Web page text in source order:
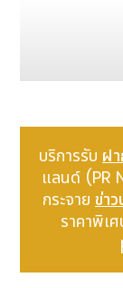
นางสาวอนุชน
มาร์เก็ตส์ ประ
Jewellery
หรือจิวเวลเล
มาตรฐานนาน
สินค้าระดับโลก
ผู้จัดงาน
งานแสดงสินค้
ที่สะสมประสบ
ซึ่งงาน
จัดขึ้นเป็นครั้ง
ระหว่างวันที่
บริการรับ ฝ
แลนด์ (PR
กระจาย ข่า
ราคาพิเ